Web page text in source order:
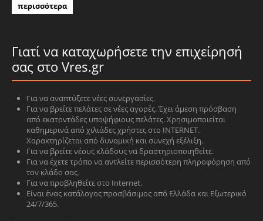
περισσότερα
Γιατί να καταχωρήσετε την επιχείρησή
σας στο Vres.gr
Για να αναπτύξετε νέες συνεργασίες.
Για να βρείτε πελάτες σε νέες αγορές. Έχει άμεση πρόσβαση
από εκατοντάδες υποψήφιους πελάτες. Χρησιμοποιείται
καθημερινά από χιλιάδες χρήστες στο INTERNET.
Χαρακτηρίζεται από δυναμική και συνεχή εξέλιξη.
Για να βρείτε νέους κλάδους να δραστηριοποιηθείτε.
Για να έχετε τρόπο να αντλείτε περισσότερη πληροφόρηση από
τον κλάδο σας.
Για να προβληθείτε στο Internet.
Είναι ένας κατάλογος προσβάσιμος από Ελλάδα και Εξωτερικό
24/7/365.